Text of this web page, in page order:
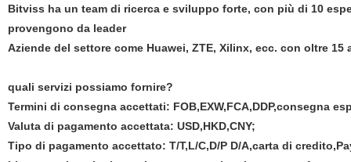
Bitviss ha un team di ricerca e sviluppo forte, con più di 10
provengono da leader
Aziende del settore come Huawei, ZTE, Xilinx, ecc. con oltre
quali servizi possiamo fornire?
Termini di consegna accettati: FOB,EXW,FCA,DDP,consegna
Valuta di pagamento accettata: USD,HKD,CNY;
Tipo di pagamento accettato: T/T,L/C,D/P D/A,carta di